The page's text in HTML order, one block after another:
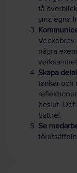
få
sina egna
några
Skapa
tankar och
beslut.
bättre!
Se